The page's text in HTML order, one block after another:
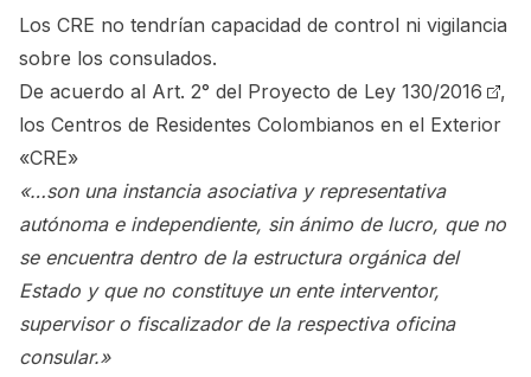
Los CRE no tendrían capacidad de control ni vigilancia
sobre los consulados.
De acuerdo al Art. 2° del Proyecto de Ley 130/2016
,
los Centros de Residentes Colombianos en el Exterior
«CRE»
«…son una instancia asociativa y representativa
autónoma e independiente, sin ánimo de lucro, que no
se encuentra dentro de la estructura orgánica del
Estado y que no constituye un ente interventor,
supervisor o fiscalizador de la respectiva oficina
consular.»